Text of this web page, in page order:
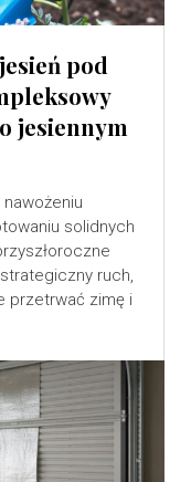
pod
jesiennym
solidnych
ruch,
przetrwać zimę i